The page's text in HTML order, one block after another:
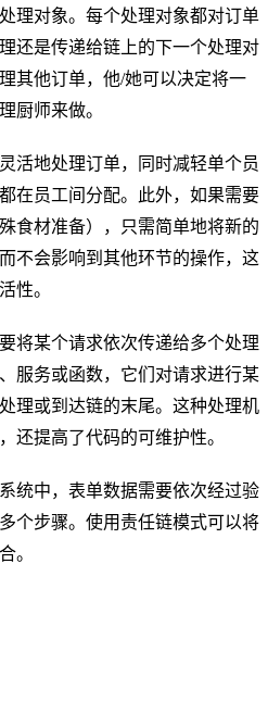
理对象。每个处理对象都对订单
还是传递给链上的下一个处理对
其他订单，他/她可以决定将一
厨师来做。
活地处理订单，同时减轻单个员
在员工间分配。此外，如果需要
食材准备），只需简单地将新的
不会影响到其他环节的操作，这
性。
将某个请求依次传递给多个处理
服务或函数，它们对请求进行某
理或到达链的末尾。这种处理机
还提高了代码的可维护性。
统中，表单数据需要依次经过验
个步骤。使用责任链模式可以将
。